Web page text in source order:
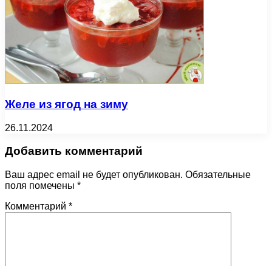
Желе из ягод на зиму
26.11.2024
Добавить комментарий
Ваш адрес email не будет опубликован. Обязательные
поля помечены *
Комментарий *